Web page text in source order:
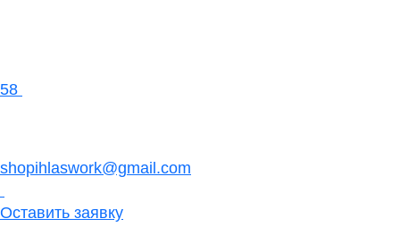
58
shopihlaswork@gmail.com
Оставить заявку